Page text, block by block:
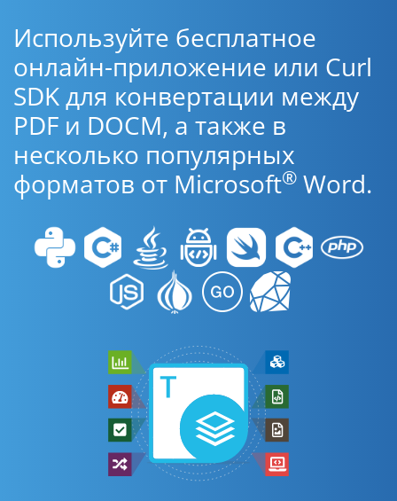
Используйте бесплатное
онлайн-приложение или Curl
SDK для конвертации между
PDF и DOCM, а также в
несколько популярных
форматов от Microsoft® Word.